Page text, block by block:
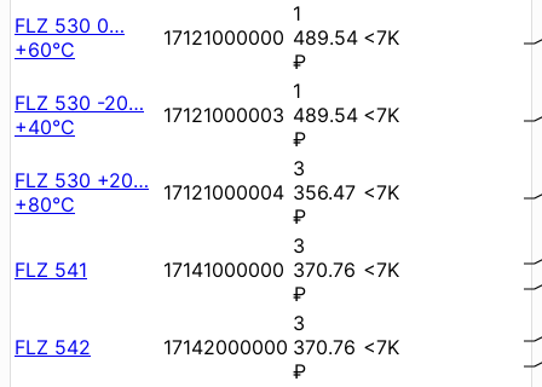
FLZ 530 0…
+60°C
17121000000
1
489.54
₽
<7K
FLZ 530 -20…
+40°C
17121000003
1
489.54
₽
<7K
FLZ 530 +20…
+80°C
17121000004
3
356.47
₽
<7K
FLZ 541 17141000000
3
370.76
₽
<7K
FLZ 542 17142000000
3
370.76
₽
<7K